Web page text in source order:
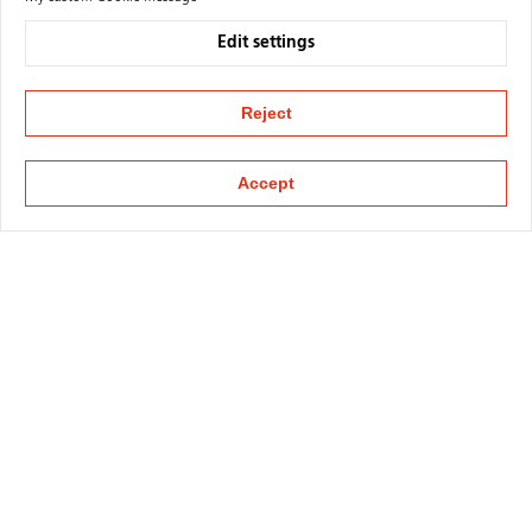
Edit settings
Reject
Accept